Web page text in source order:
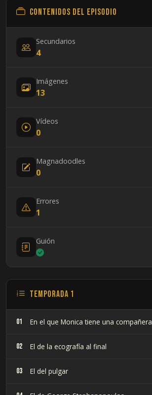
Contenidos del episodio
Secundarios
4
Imágenes
13
Vídeos
0
Magnadoodles
0
Errores
1
Guión
Temporada 1
01 En el que Monica tiene una compañera
02 El de la ecografía al final
03 El del pulgar